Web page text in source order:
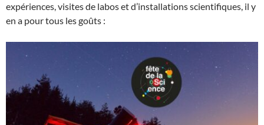
expériences, visites de labos et d’installations scientifiques, il y
en a pour tous les goûts :